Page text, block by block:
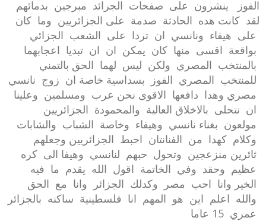
الفوز ينشرون على صفحات الجرائد مبرجين بدمائهم
لقد كانت هده الحادثة صدمة على الجزائريين وما كان
على هيفاء ونانسي ان تردا على الشعب الجزائي
بواقعة اقسى منها كان يمكن ان ان تبديا اعجابهما
بالمنتخب المصري ولكن ليس لهما الحق بالتمني
للمنتخب المصري الفوز بسداسية خاصة ان زوج نانسي
مصري وهدا دافعها الاقوى نحن عرب ومسلمين وعلينا
ان نتحلى بالاخلاق العالية والمحمودة الجزائريين
مولعون بغناء نانسي وهيفاء وخاصة الشباب والشابات
وكلام كهدا من الفنانتان احبط الجزائريين وجعلهم
ثائرين منزعجين وتحول حبهم لنانسي وهيفا الى كره
عظيم وحقد وفي الخاتمة اقول الله يقدم ما فيه
الخير وانا احب مصر وكدلك الجزائر وانا مع الحق
والله اعلم اين هو المهم انا فلسطينية ساكنه بالجزائر
عمري 15 عاما